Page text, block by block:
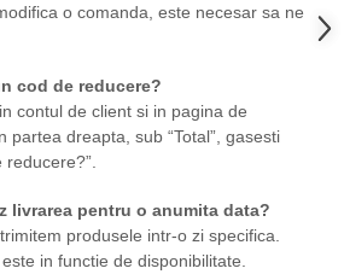
o comanda, este necesar sa ne
cod de reducere?
contul de client si in pagina de
partea dreapta, sub “Total”, gasesti
livrarea pentru o anumita data?
produsele intr-o zi specifica.
in functie de disponibilitate.